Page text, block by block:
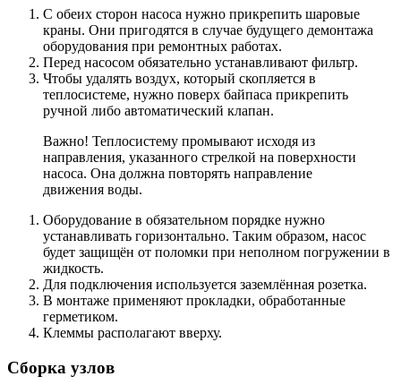
С обеих сторон насоса нужно прикрепить шаровые
краны. Они пригодятся в случае будущего демонтажа
оборудования при ремонтных работах.
Перед насосом обязательно устанавливают фильтр.
Чтобы удалять воздух, который скопляется в
теплосистеме, нужно поверх байпаса прикрепить
ручной либо автоматический клапан.
Важно! Теплосистему промывают исходя из
направления, указанного стрелкой на поверхности
насоса. Она должна повторять направление
движения воды.
Оборудование в обязательном порядке нужно
устанавливать горизонтально. Таким образом, насос
будет защищён от поломки при неполном погружении в
жидкость.
Для подключения используется заземлённая розетка.
В монтаже применяют прокладки, обработанные
герметиком.
Клеммы располагают вверху.
Сборка узлов